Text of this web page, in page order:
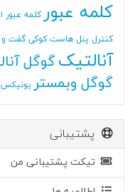
کلمه عبور کلمه عبور
کنترل پنل هاست کوکی گفت و
آنالتیکگوگل
گوگل وبمستر یونیکس
پشتیبانی
تیکت پشتیبانی من